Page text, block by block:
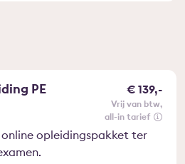
PE
€ 139,-
vrij van btw
all-in tarief
opleidingspakket ter